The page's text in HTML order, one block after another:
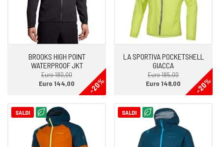
BROOKS HIGH POINT
WATERPROOF JKT
Euro 180,00
-20%
Euro 144,00
LA SPORTIVA POCKETSHELL
GIACCA
Euro 185,00
-20%
Euro 148,00
SALDI SALDI